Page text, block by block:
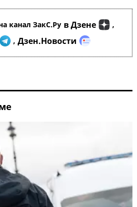
канал ЗакС.Ру в Дзене ,
, Дзен.Новости